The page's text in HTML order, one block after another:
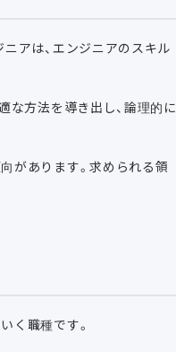
アは、エンジニアのスキル
な方法を導き出し、論理的に
があります。求められる領
く職種です。